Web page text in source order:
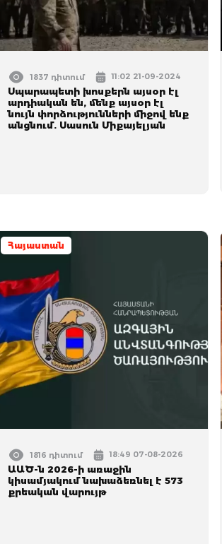
1837 դիտում 11:02 21-09-2024
Սպարապետի խոսքերն այսօր էլ
արդիական են, մենք այսօր էլ
նույն փորձությունների միջով ենք
անցնում. Սասուն Միքայելյան
Հայաստան
1816 դիտում 18:49 07-08-2026
ԱԱԾ-ն 2026-ի առաջին
կիսամյակում նախաձեռնել է 573
քրեական վարույթ